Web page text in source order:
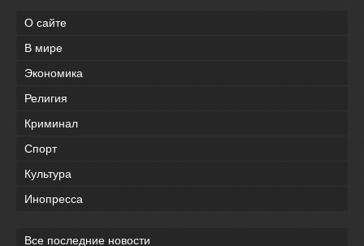
О сайте
В мире
Экономика
Религия
Криминал
Спорт
Культура
Инопресса
Все последние новости